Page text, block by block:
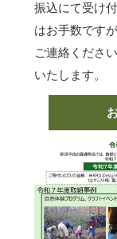
振込にて受け
はお手数です
ご連絡くださ
いたします。